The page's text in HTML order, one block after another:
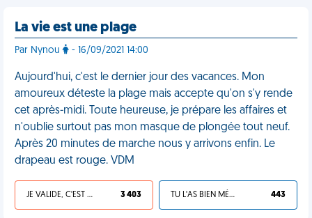
La vie est une plage
Par Nynou - 16/09/2021 14:00
Aujourd'hui, c'est le dernier jour des vacances. Mon
amoureux déteste la plage mais accepte qu'on s'y rende
cet après-midi. Toute heureuse, je prépare les affaires et
n'oublie surtout pas mon masque de plongée tout neuf.
Après 20 minutes de marche nous y arrivons enfin. Le
drapeau est rouge. VDM
JE VALIDE, C'EST UNE VDM 3 403 TU L'AS BIEN MÉRITÉ 443